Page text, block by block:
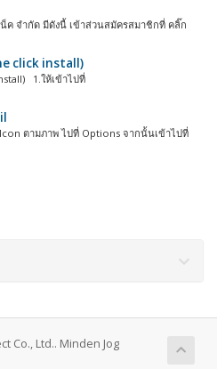
ค จำกัด มีดังนี้ เข้าส่วนสมัครสมาชิกที่ คลิ๊ก
click install)
1.ให้เข้าไปที่
ตามภาพ ไปที่ Options จากนั้นเข้าไปที่
Co., Ltd.. Minden Jog